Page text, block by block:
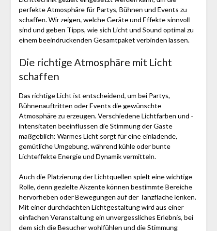
perfekte Atmosphäre für Partys, Bühnen und Events zu
schaffen. Wir zeigen, welche Geräte und Effekte sinnvoll
sind und geben Tipps, wie sich Licht und Sound optimal zu
einem beeindruckenden Gesamtpaket verbinden lassen.
Die richtige Atmosphäre mit Licht
schaffen
Das richtige Licht ist entscheidend, um bei Partys,
Bühnenauftritten oder Events die gewünschte
Atmosphäre zu erzeugen. Verschiedene Lichtfarben und -
intensitäten beeinflussen die Stimmung der Gäste
maßgeblich: Warmes Licht sorgt für eine einladende,
gemütliche Umgebung, während kühle oder bunte
Lichteffekte Energie und Dynamik vermitteln.
Auch die Platzierung der Lichtquellen spielt eine wichtige
Rolle, denn gezielte Akzente können bestimmte Bereiche
hervorheben oder Bewegungen auf der Tanzfläche lenken.
Mit einer durchdachten Lichtgestaltung wird aus einer
einfachen Veranstaltung ein unvergessliches Erlebnis, bei
dem sich die Besucher wohlfühlen und die Stimmung